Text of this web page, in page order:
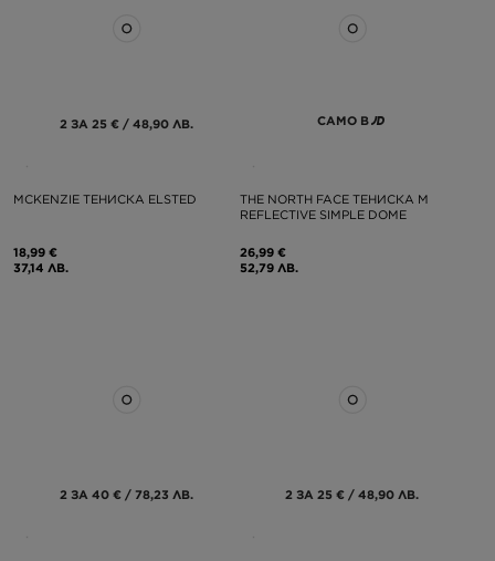
2 ЗА 25 € / 48,90 ЛВ.
MCKENZIE ТЕНИСКА ELSTED
18,99 €
37,14 ЛВ.
САМО В
THE NORTH FACE ТЕНИСКА M
REFLECTIVE SIMPLE DOME
26,99 €
52,79 ЛВ.
2 ЗА 40 € / 78,23 ЛВ. 2 ЗА 25 € / 48,90 ЛВ.